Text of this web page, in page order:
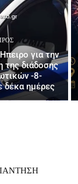
για την
της διάδοσης
-8-
δέκα ημέρες